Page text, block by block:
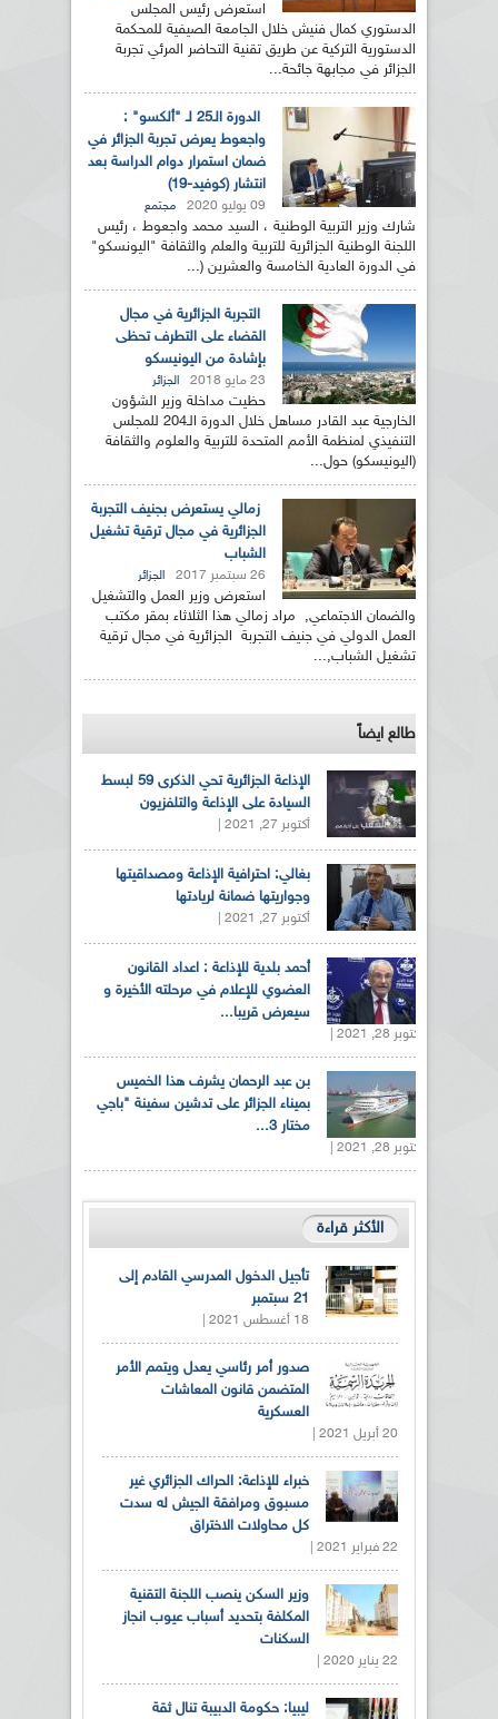
استعرض رئيس المجلس
الدستوري كمال فنيش خلال الجامعة الصيفية للمحكمة
الدستورية التركية عن طريق تقنية التحاضر المرئي تجربة
الجزائر في مجابهة جائحة...
الدورة الـ25 لـ "ألكسو" :
واجعوط يعرض تجربة الجزائر في
ضمان استمرار دوام الدراسة بعد
انتشار (كوفيد-19)
09 يوليو 2020 مجتمع
شارك وزير التربية الوطنية ، السيد محمد واجعوط ، رئيس
اللجنة الوطنية الجزائرية للتربية والعلم والثقافة "اليونسكو"
في الدورة العادية الخامسة والعشرين (...
التجربة الجزائرية في مجال
القضاء على التطرف تحظى
بإشادة من اليونيسكو
23 مايو 2018 الجزائر
حظيت مداخلة وزير الشؤون
الخارجية عبد القادر مساهل خلال الدورة الـ204 للمجلس
التنفيذي لمنظمة الأمم المتحدة للتربية والعلوم والثقافة
(اليونيسكو) حول...
زمالي يستعرض بجنيف التجربة
الجزائرية في مجال ترقية تشغيل
الشباب
26 سبتمبر 2017 الجزائر
استعرض وزير العمل والتشغيل
والضمان الاجتماعي, مراد زمالي هذا الثلاثاء بمقر مكتب
العمل الدولي في جنيف التجربة الجزائرية في مجال ترقية
تشغيل الشباب,...
طالع ايضاً
الإذاعة الجزائرية تحي الذكرى 59 لبسط
السيادة على الإذاعة والتلفزيون
أكتوبر 27, 2021 |
بغالي: احترافية الإذاعة ومصداقيتها
وجواريتها ضمانة لريادتها
أكتوبر 27, 2021 |
أحمد بلدية للإذاعة : اعداد القانون
العضوي للإعلام في مرحلته الأخيرة و
سيعرض قريبا...
أكتوبر 28, 2021 |
بن عبد الرحمان يشرف هذا الخميس
بميناء الجزائر على تدشين سفينة "باجي
مختار 3...
أكتوبر 28, 2021 |
الأكثر قراءة
تأجيل الدخول المدرسي القادم إلى
21 سبتمبر
18 أغسطس 2021 |
صدور أمر رئاسي يعدل ويتمم الأمر
المتضمن قانون المعاشات
العسكرية
20 أبريل 2021 |
خبراء للإذاعة: الحراك الجزائري غير
مسبوق ومرافقة الجيش له سدت
كل محاولات الاختراق
22 فبراير 2021 |
وزير السكن ينصب اللجنة التقنية
المكلفة بتحديد أسباب عيوب انجاز
السكنات
22 يناير 2020 |
ليبيا: حكومة الدبيبة تنال ثقة